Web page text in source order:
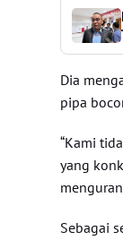
Dia
pipa
“Kami
yang
Sebagai